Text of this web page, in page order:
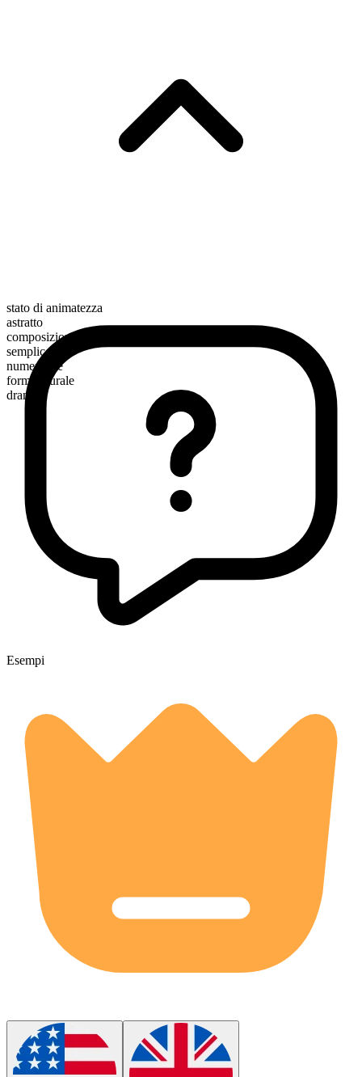
stato di animatezza
astratto
composizione morfologica
semplice
numerabile
forma plurale
dramas
Esempi